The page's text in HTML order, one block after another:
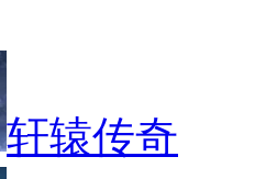
轩辕传奇